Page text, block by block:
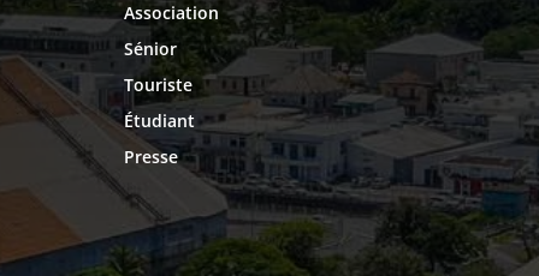
Association
Sénior
Touriste
Étudiant
Presse